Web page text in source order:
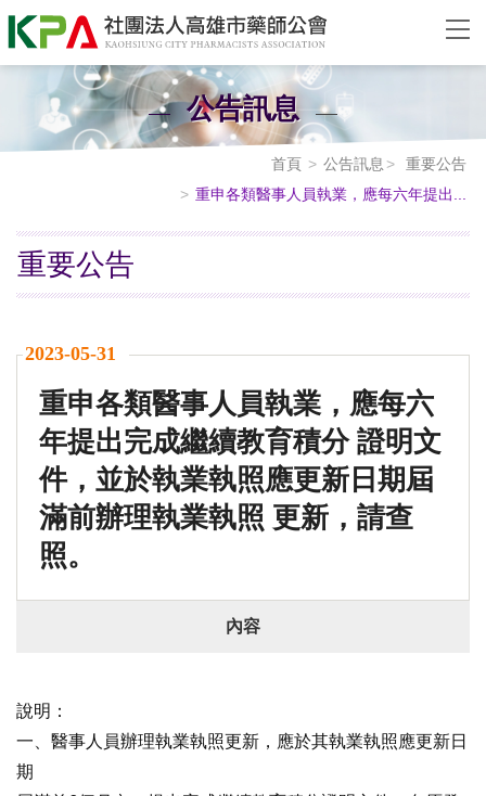
公告訊息
首頁 公告訊息
重要公告
重申各類醫事人員執業，應每六年提出...
重要公告
2023-05-31
重申各類醫事人員執業，應每六
年提出完成繼續教育積分 證明文
件，並於執業執照應更新日期屆
滿前辦理執業執照 更新，請查
照。
內容
說明：
一、醫事人員辦理執業執照更新，應於其執業執照應更新日
期